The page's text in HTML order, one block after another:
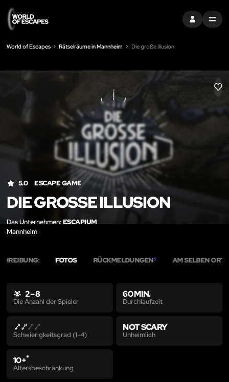
EINTRAGEN
MENU
World of Escapes Rätselräume in Mannheim Die große Illusion
LIKE
5.0 ESCAPE GAME
DIE GROSSE ILLUSION
Das Unternehmen:ESCAPIUM
Mannheim
FOTOS RÜCKMELDUNGEN5 AM SELBEN ORT
2 – 8
Die Anzahl der Spieler
60 MIN.
Durchlaufzeit
Schwierigkeitsgrad (1-4)
NOT SCARY
Unheimlich
10+*
Altersbeschränkung